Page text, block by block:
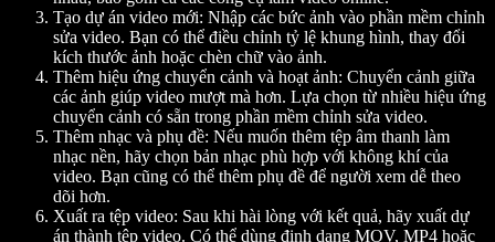
Tạo dự án video mới: Nhập các bức ảnh vào phần mềm chỉnh
sửa video. Bạn có thể điều chỉnh tỷ lệ khung hình, thay đổi
kích thước ảnh hoặc chèn chữ vào ảnh.
Thêm hiệu ứng chuyển cảnh và hoạt ảnh: Chuyển cảnh giữa
các ảnh giúp video mượt mà hơn. Lựa chọn từ nhiều hiệu ứng
chuyển cảnh có sẵn trong phần mềm chỉnh sửa video.
Thêm nhạc và phụ đề: Nếu muốn thêm tệp âm thanh làm
nhạc nền, hãy chọn bản nhạc phù hợp với không khí của
video. Bạn cũng có thể thêm phụ đề để người xem dễ theo
dõi hơn.
Xuất ra tệp video: Sau khi hài lòng với kết quả, hãy xuất dự
án thành tệp video. Có thể dùng định dạng MOV, MP4 hoặc